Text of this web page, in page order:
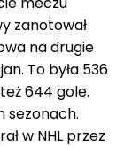
zanotował
na drugie
To była 536
644 gole.
sezonach.
w NHL przez